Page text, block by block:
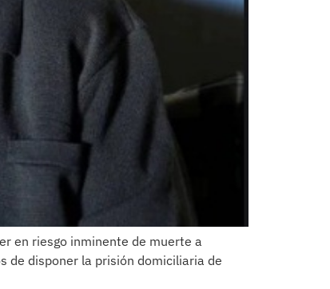
en riesgo inminente de muerte a
de disponer la prisión domiciliaria de